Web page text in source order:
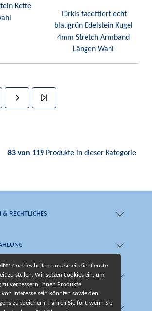
Cookies helfen uns dabei, die Dienste
zu stellen. Wir setzen Cookies ein, um
zu verbessern, Ihnen Produkte
Interesse sein könnten sowie den
zu speichern. Fahren Sie fort, wenn Sie
Kette
Türkis facettiert echt
blaugrün Edelstein Kugel
4mm Stretch Armband
Längen Wahl
83 von 119 Produkte in dieser Kategorie
& RECHTLICHES